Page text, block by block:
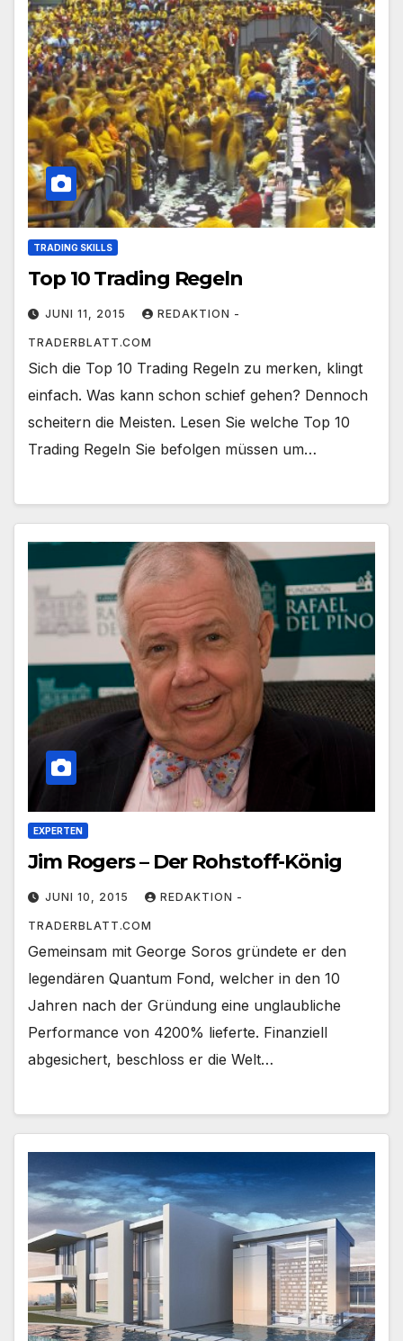
TRADING SKILLS
Top 10 Trading Regeln
JUNI 11, 2015 REDAKTION -
TRADERBLATT.COM
Sich die Top 10 Trading Regeln zu merken, klingt
einfach. Was kann schon schief gehen? Dennoch
scheitern die Meisten. Lesen Sie welche Top 10
Trading Regeln Sie befolgen müssen um…
EXPERTEN
Jim Rogers – Der Rohstoff-König
JUNI 10, 2015 REDAKTION -
TRADERBLATT.COM
Gemeinsam mit George Soros gründete er den
legendären Quantum Fond, welcher in den 10
Jahren nach der Gründung eine unglaubliche
Performance von 4200% lieferte. Finanziell
abgesichert, beschloss er die Welt…